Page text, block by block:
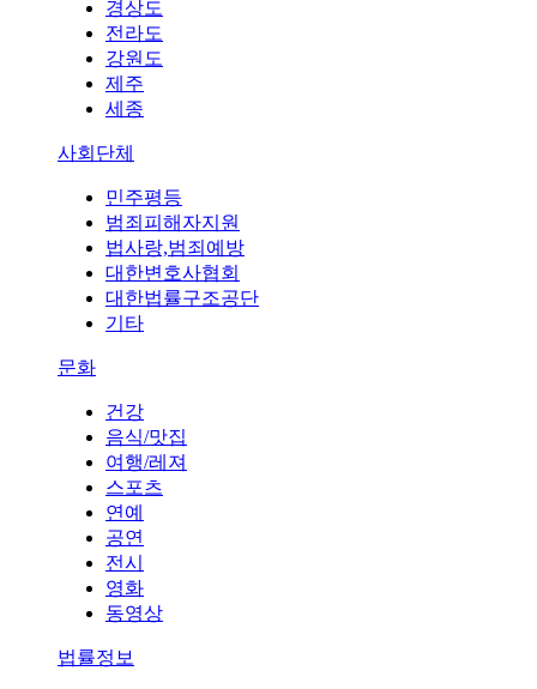
경상도
전라도
강원도
제주
세종
사회단체
민주평등
범죄피해자지원
법사랑,범죄예방
대한변호사협회
대한법률구조공단
기타
문화
건강
음식/맛집
여행/레져
스포츠
연예
공연
전시
영화
동영상
법률정보